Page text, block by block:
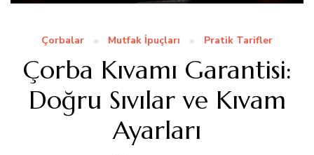
Çorbalar Mutfak İpuçları Pratik Tarifler
Çorba Kıvamı Garantisi:
Doğru Sıvılar ve Kıvam
Ayarları